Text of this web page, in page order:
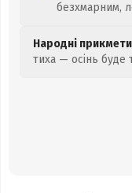
безхмарним,
Народні
тиха — осінь буде